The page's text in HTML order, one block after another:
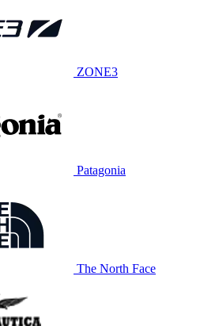
ZONE3
Patagonia
The North Face